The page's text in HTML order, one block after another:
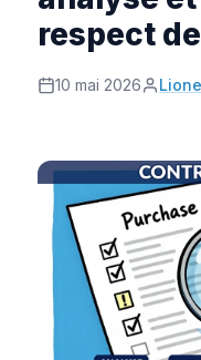
respect
10 mai 2026